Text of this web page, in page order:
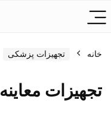
خانه تجهیزات پزشکی
تجهیزات معاینه